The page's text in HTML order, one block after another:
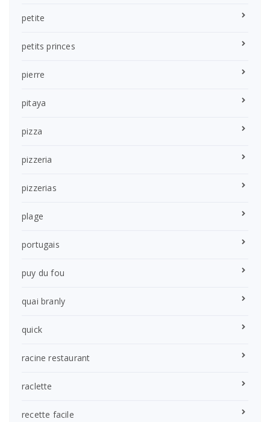
petite
petits princes
pierre
pitaya
pizza
pizzeria
pizzerias
plage
portugais
puy du fou
quai branly
quick
racine restaurant
raclette
recette facile